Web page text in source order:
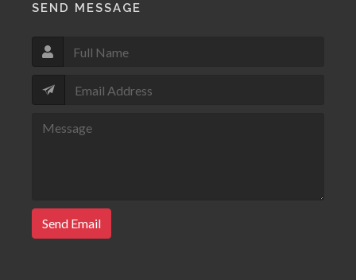
SEND MESSAGE
Send Email